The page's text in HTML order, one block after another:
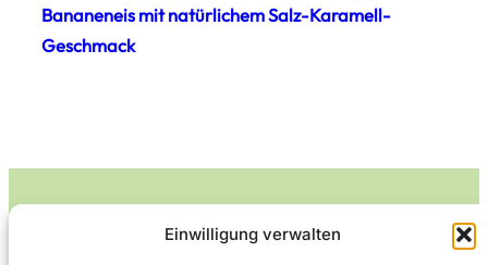
Einwilligung verwalten
Bananeneis mit natürlichem Salz-Karamell-
Geschmack
Leckerlife